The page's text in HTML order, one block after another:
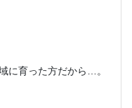
に育った方だから…。